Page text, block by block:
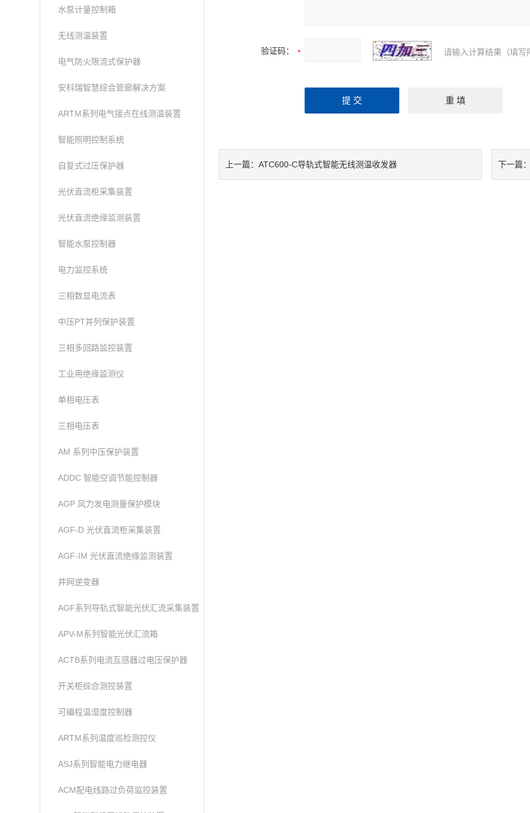
水泵计量控制箱
无线测温装置
电气防火限流式保护器
安科瑞智慧综合管廊解决方案
ARTM系列电气接点在线测温装置
智能照明控制系统
自复式过压保护器
光伏直流柜采集装置
光伏直流绝缘监测装置
智能水泵控制器
电力监控系统
三相数显电流表
中压PT并列保护装置
三相多回路监控装置
工业用绝缘监测仪
单相电压表
三相电压表
AM 系列中压保护装置
ADDC 智能空调节能控制器
AGP 风力发电测量保护模块
AGF-D 光伏直流柜采集装置
AGF-IM 光伏直流绝缘监测装置
并网逆变器
AGF系列导轨式智能光伏汇流采集装置
APV-M系列智能光伏汇流箱
ACTB系列电流互感器过电压保护器
开关柜综合测控装置
可编程温湿度控制器
ARTM系列温度巡检测控仪
ASJ系列智能电力继电器
ACM配电线路过负荷监控装置
验证码： 请输入计算结果（填写
上一篇： ATC600-C导轨式智能无线测温收发器 下一篇